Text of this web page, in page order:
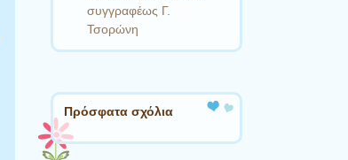
συγγραφέως Γ.
Τσορώνη
Πρόσφατα σχόλια